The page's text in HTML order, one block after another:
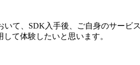
て、SDK入手後、ご自身のサービ
て体験したいと思います。